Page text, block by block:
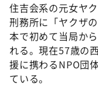
住吉会系の元女ヤ
刑務所に「ヤクザ
本で初めて当局か
れる。現在57歳の
援に携わるNPO団
ている。